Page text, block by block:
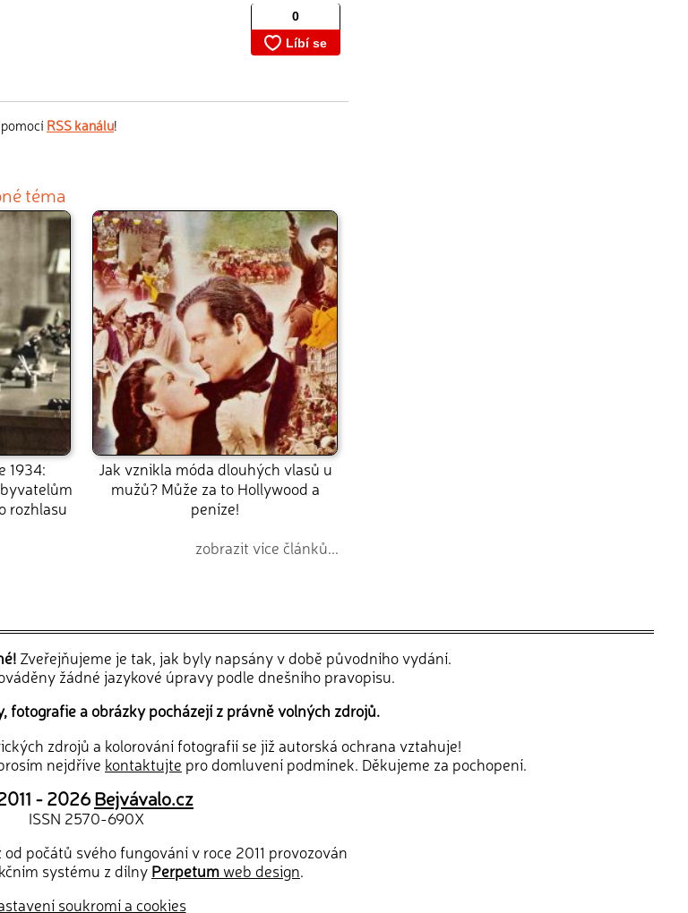
RSS kanálu!
téma
1934:
rozhlasu
Jak vznikla móda dlouhých vlasů u
mužů? Může za to Hollywood a
peníze!
zobrazit více článků...
Zveřejňujeme je tak, jak byly napsány v době původního vydání.
žádné jazykové úpravy podle dnešního pravopisu.
fotografie a obrázky pocházejí z právně volných zdrojů.
zdrojů a kolorování fotografií se již autorská ochrana vztahuje!
nejdříve kontaktujte pro domluvení podmínek. Děkujeme za pochopení.
- 2026Bejvávalo.cz
ISSN 2570-690X
počátů svého fungování v roce 2011 provozován
systému z dílny Perpetumweb design.
soukromí a cookies